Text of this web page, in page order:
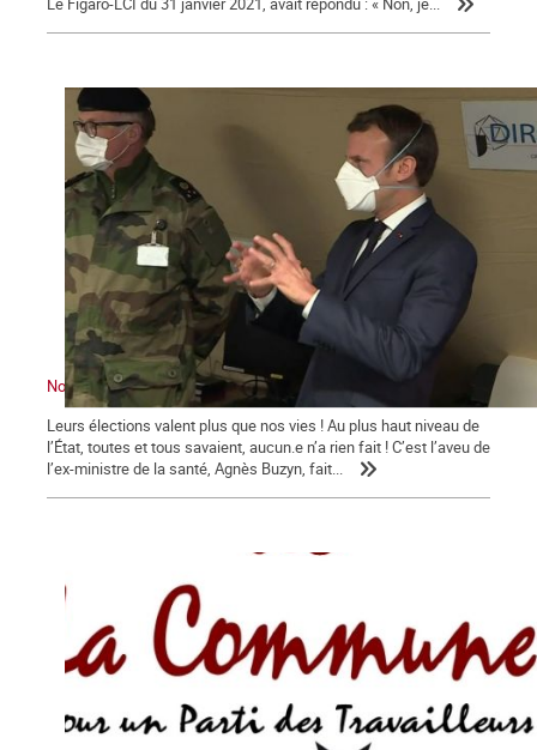
Nous sommes en guerre … contre Macron !
Leurs élections valent plus que nos vies ! Au plus haut niveau de
l’État, toutes et tous savaient, aucun.e n’a rien fait ! C’est l’aveu de
l’ex-ministre de la santé, Agnès Buzyn, fait...